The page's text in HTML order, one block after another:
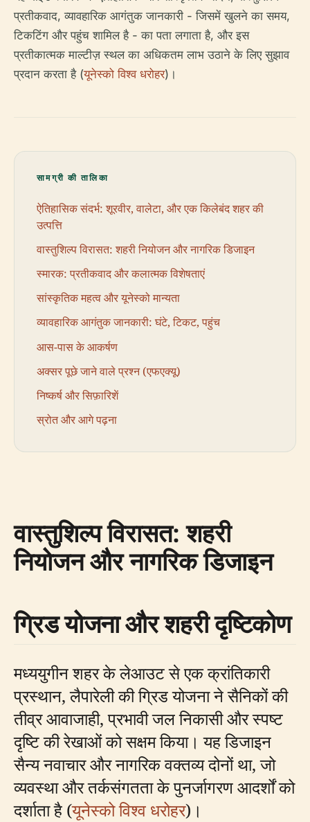
प्रतीकवाद, व्यावहारिक आगंतुक जानकारी - जिसमें खुलने का समय,
टिकटिंग और पहुंच शामिल है - का पता लगाता है, और इस
प्रतीकात्मक माल्टीज़ स्थल का अधिकतम लाभ उठाने के लिए सुझाव
प्रदान करता है (यूनेस्को विश्व धरोहर)।
सामग्री की तालिका
ऐतिहासिक संदर्भ: शूरवीर, वालेटा, और एक किलेबंद शहर की
उत्पत्ति
वास्तुशिल्प विरासत: शहरी नियोजन और नागरिक डिजाइन
स्मारक: प्रतीकवाद और कलात्मक विशेषताएं
सांस्कृतिक महत्व और यूनेस्को मान्यता
व्यावहारिक आगंतुक जानकारी: घंटे, टिकट, पहुंच
आस-पास के आकर्षण
अक्सर पूछे जाने वाले प्रश्न (एफएक्यू)
निष्कर्ष और सिफ़ारिशें
स्रोत और आगे पढ़ना
वास्तुशिल्प विरासत: शहरी
नियोजन और नागरिक डिजाइन
ग्रिड योजना और शहरी दृष्टिकोण
मध्ययुगीन शहर के लेआउट से एक क्रांतिकारी
प्रस्थान, लैपारेली की ग्रिड योजना ने सैनिकों की
तीव्र आवाजाही, प्रभावी जल निकासी और स्पष्ट
दृष्टि की रेखाओं को सक्षम किया। यह डिजाइन
सैन्य नवाचार और नागरिक वक्तव्य दोनों था, जो
व्यवस्था और तर्कसंगतता के पुनर्जागरण आदर्शों को
दर्शाता है (यूनेस्को विश्व धरोहर)।